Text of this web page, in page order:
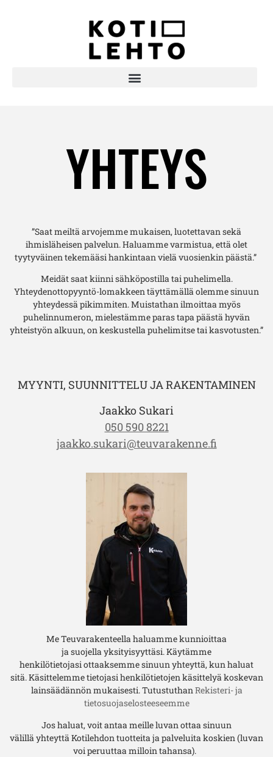
YHTEYS
”Saat meiltä arvojemme mukaisen, luotettavan sekä
ihmisläheisen palvelun. Haluamme varmistua, että olet
tyytyväinen tekemääsi hankintaan vielä vuosienkin päästä.”
Meidät saat kiinni sähköpostilla tai puhelimella.
Yhteydenottopyyntö-lomakkeen täyttämällä olemme sinuun
yhteydessä pikimmiten. Muistathan ilmoittaa myös
puhelinnumeron, mielestämme paras tapa päästä hyvän
yhteistyön alkuun, on keskustella puhelimitse tai kasvotusten.”
MYYNTI, SUUNNITTELU JA RAKENTAMINEN
Jaakko Sukari
050 590 8221
jaakko.sukari@teuvarakenne.fi
Me Teuvarakenteella haluammekunnioittaa
jasuojellayksityisyyttäsi.Käytämme
henkilötietojasiottaaksemme sinuun yhteyttä, kun haluat
sitä.Käsittelemme tietojasi henkilötietojen käsittelyä koskevan
lainsäädännön mukaisesti.TutustuthanRekisteri- ja
tietosuojaselosteeseemme
Jos haluat, voit antaa meille luvan ottaa sinuun
välillä yhteyttä Kotilehdon tuotteita ja palveluita koskien (luvan
voi peruuttaa milloin tahansa).